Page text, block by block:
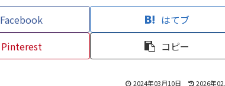
Facebook
はてブ
Pinterest コピー
2024年03月10日 2026年